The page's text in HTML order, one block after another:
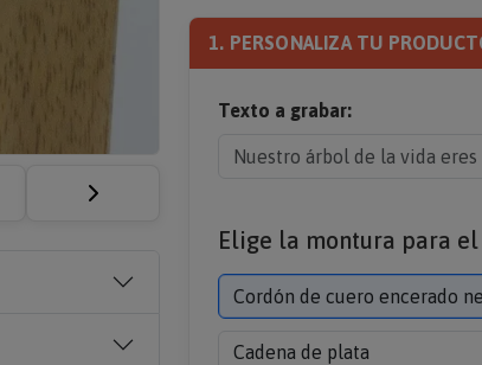
1. PERSONALIZA TU
Texto a grabar:
Elige la montura para
Cordón de cuero encerado
Cadena de plata